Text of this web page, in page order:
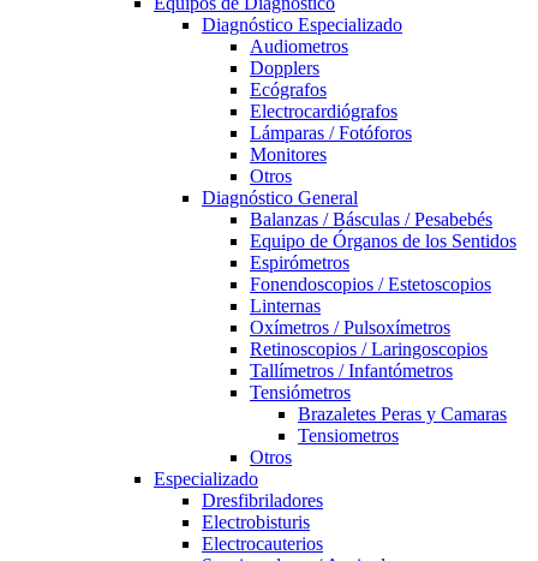
Diagnóstico Especializado
Audiometros
Dopplers
Ecógrafos
Electrocardiógrafos
Lámparas / Fotóforos
Monitores
Otros
Diagnóstico General
Balanzas / Básculas / Pesabebés
Equipo de Órganos de los Sentidos
Espirómetros
Fonendoscopios / Estetoscopios
Linternas
Oxímetros / Pulsoxímetros
Retinoscopios / Laringoscopios
Tallímetros / Infantómetros
Tensiómetros
Brazaletes Peras y Camaras
Tensiometros
Otros
Especializado
Dresfibriladores
Electrobisturis
Electrocauterios